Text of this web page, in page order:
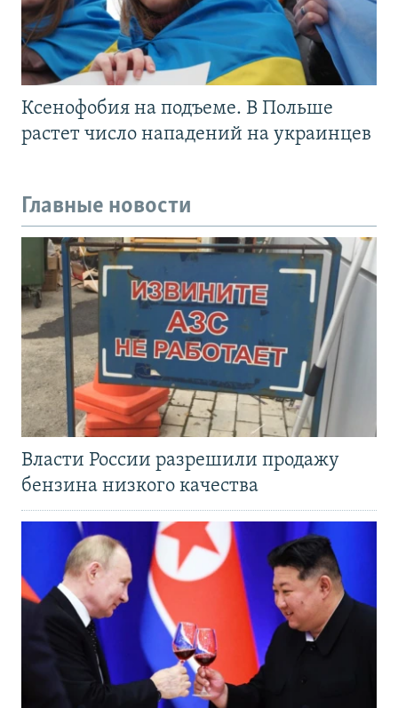
Ксенофобия на подъеме. В Польше
растет число нападений на украинцев
Главные новости
Власти России разрешили продажу
бензина низкого качества